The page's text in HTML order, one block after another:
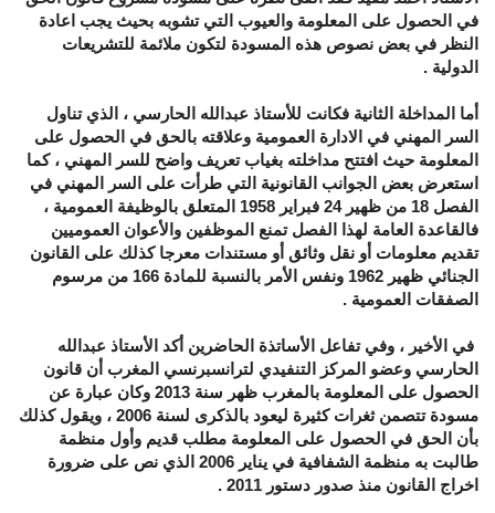
في الحصول على المعلومة والعيوب التي تشوبه بحيث يجب اعادة
النظر في بعض نصوص هذه المسودة لتكون ملائمة للتشريعات
الدولية .
أما المداخلة الثانية فكانت للأستاذ عبدالله الحارسي ، الذي تناول
السر المهني في الادارة العمومية وعلاقته بالحق في الحصول على
المعلومة حيث افتتح مداخلته بغياب تعريف واضح للسر المهني ، كما
استعرض بعض الجوانب القانونية التي طرأت على السر المهني في
الفصل 18 من ظهير 24 فبراير 1958 المتعلق بالوظيفة العمومية ،
فالقاعدة العامة لهذا الفصل تمنع الموظفين والأعوان العموميين
تقديم معلومات أو نقل وثائق أو مستندات معرجا كذلك على القانون
الجنائي ظهير 1962 ونفس الأمر بالنسبة للمادة 166 من مرسوم
الصفقات العمومية .
في الأخير ، وفي تفاعل الأساتذة الحاضرين أكد الأستاذ عبدالله
الحارسي وعضو المركز التنفيدي لترانسبرنسي المغرب أن قانون
الحصول على المعلومة بالمغرب ظهر سنة 2013 وكان عبارة عن
مسودة تتصمن ثغرات كثيرة ليعود بالذكرى لسنة 2006 ، ويقول كذلك
بأن الحق في الحصول على المعلومة مطلب قديم وأول منظمة
طالبت به منظمة الشفافية في يناير 2006 الذي نص على ضرورة
اخراج القانون منذ صدور دستور 2011 .